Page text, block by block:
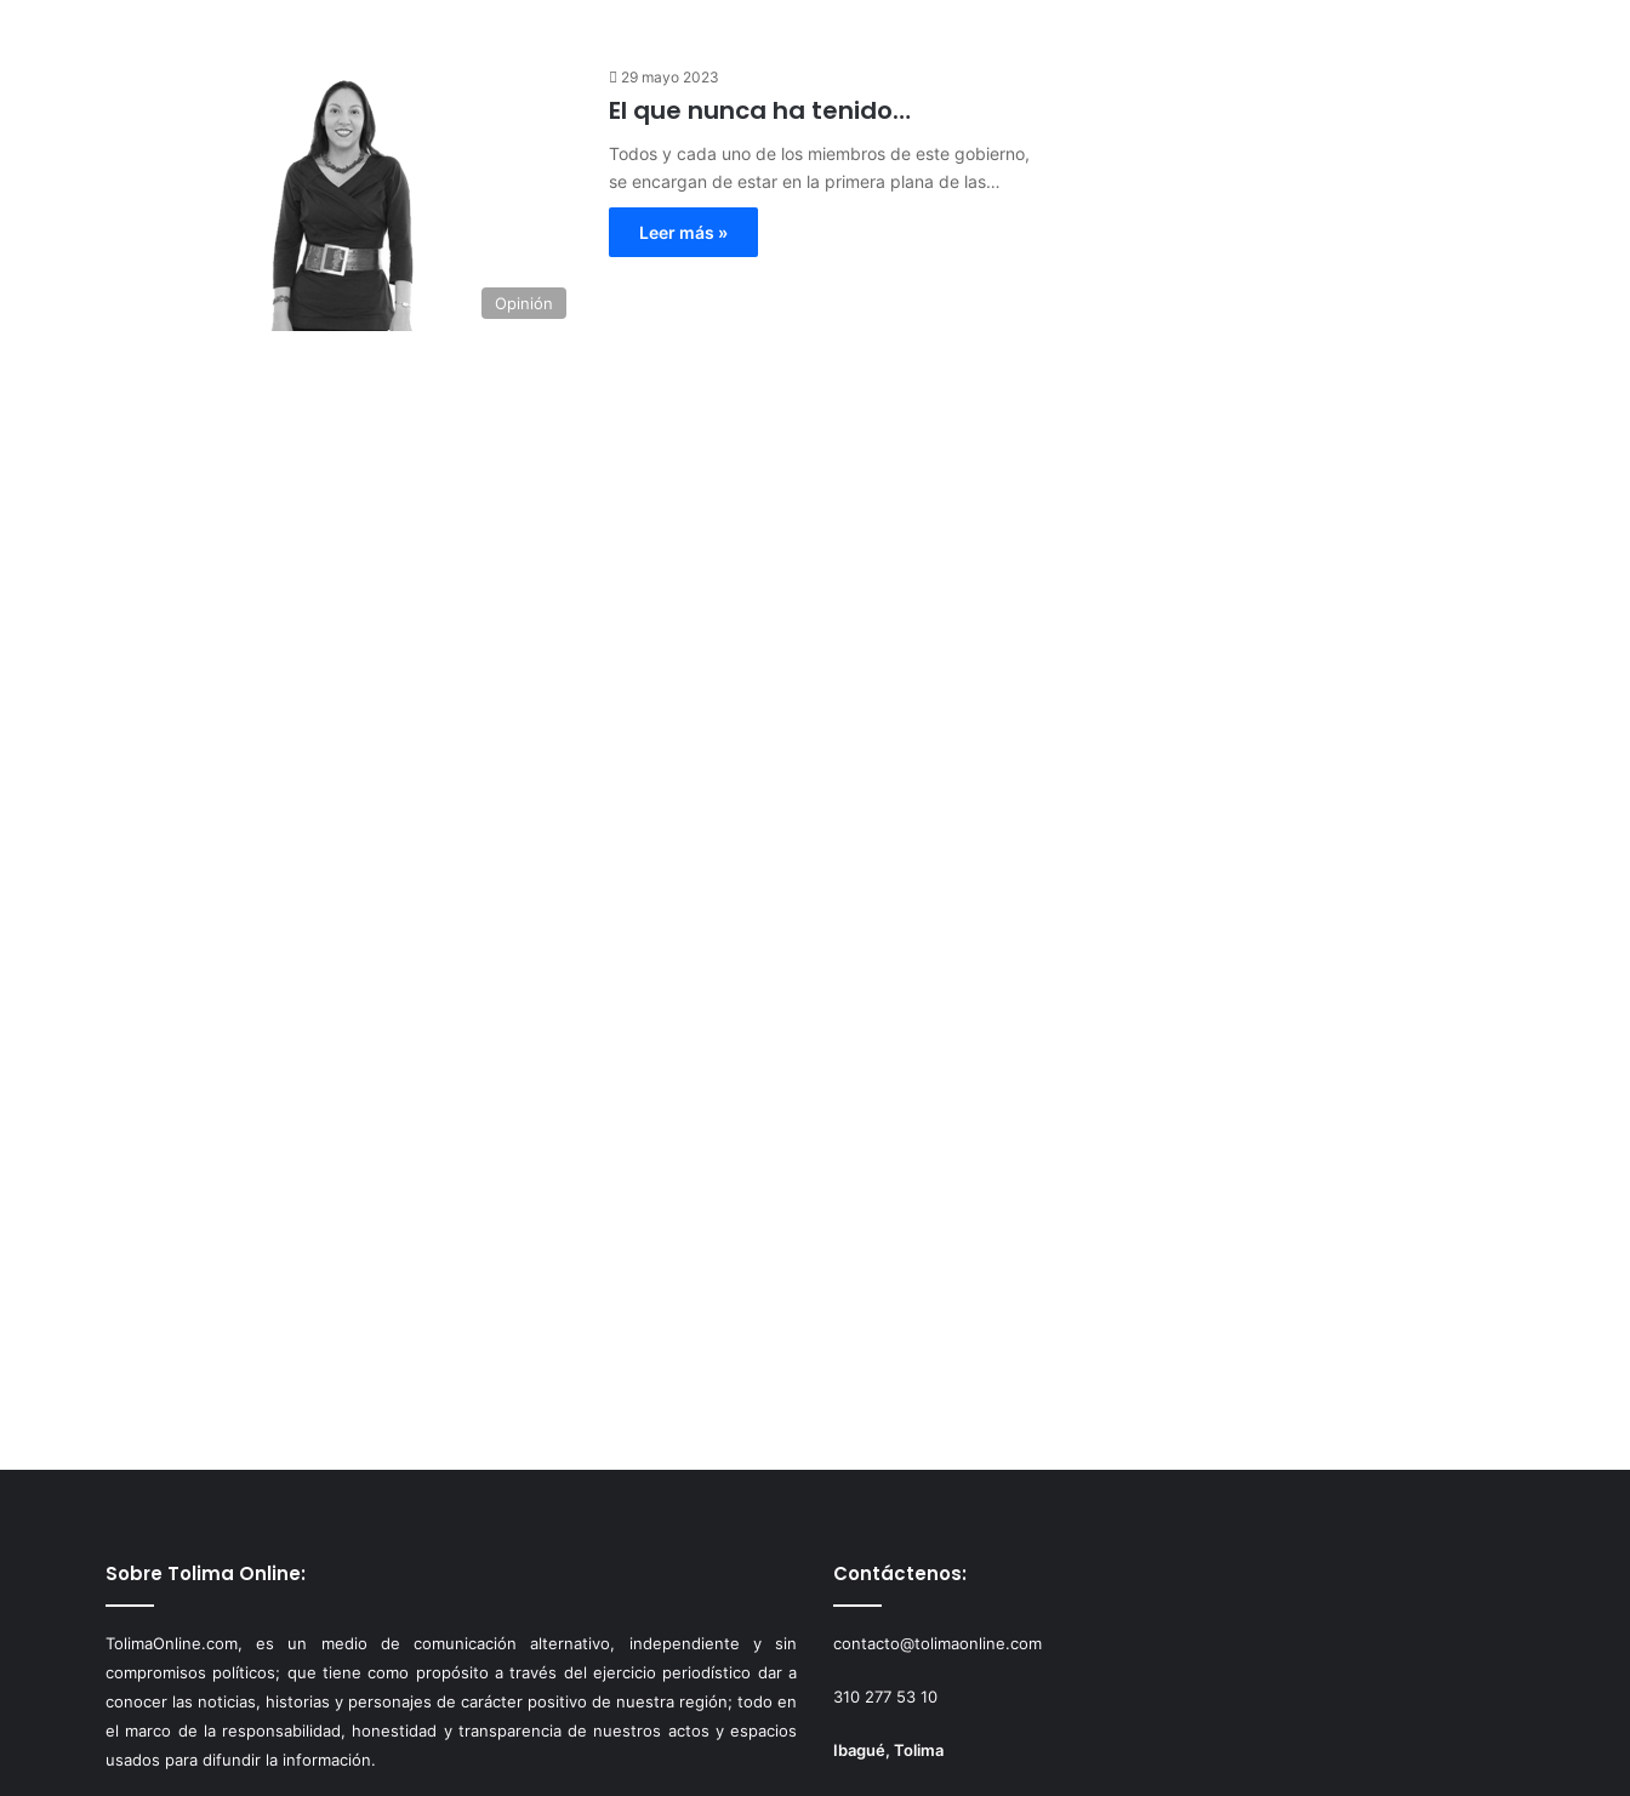
Opinión
29 mayo 2023
El que nunca ha tenido…
Todos y cada uno de los miembros de este gobierno,
se encargan de estar en la primera plana de las…
Leer más »
Sobre Tolima Online:
TolimaOnline.com, es un medio de comunicación alternativo, independiente y sin
compromisos políticos; que tiene como propósito a través del ejercicio periodístico dar a
conocer las noticias, historias y personajes de carácter positivo de nuestra región; todo en
el marco de la responsabilidad, honestidad y transparencia de nuestros actos y espacios
usados para difundir la información.
Contáctenos:
contacto@tolimaonline.com
310 277 53 10
Ibagué, Tolima